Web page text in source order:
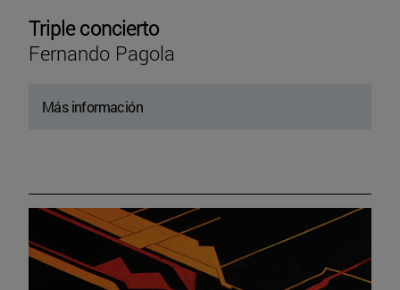
Triple concierto
Fernando Pagola
Más información